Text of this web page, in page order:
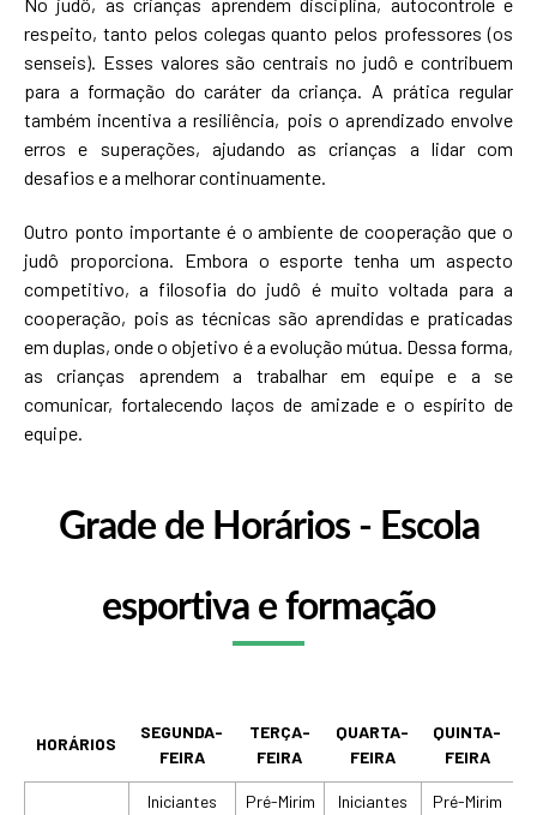
respeito, tanto pelos colegas quanto pelos professores (os
senseis). Esses valores são centrais no judô e contribuem
para a formação do caráter da criança. A prática regular
também incentiva a resiliência, pois o aprendizado envolve
erros e superações, ajudando as crianças a lidar com
desafios e a melhorar continuamente.
Outro ponto importante é o ambiente de cooperação que o
judô proporciona. Embora o esporte tenha um aspecto
competitivo, a filosofia do judô é muito voltada para a
cooperação, pois as técnicas são aprendidas e praticadas
em duplas, onde o objetivo é a evolução mútua. Dessa forma,
as crianças aprendem a trabalhar em equipe e a se
comunicar, fortalecendo laços de amizade e o espírito de
equipe.
Grade de Horários - Escola
esportiva e formação
HORÁRIOS
SEGUNDA-
FEIRA
TERÇA-
FEIRA
QUARTA-
FEIRA
QUINTA-
FEIRA
Iniciantes
Pré-Mirim
Iniciantes
Pré-Mirim